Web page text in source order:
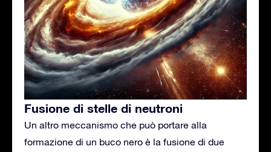
Fusione di stelle di neutroni
Un altro meccanismo che può portare alla
formazione di un buco nero è la fusione di due